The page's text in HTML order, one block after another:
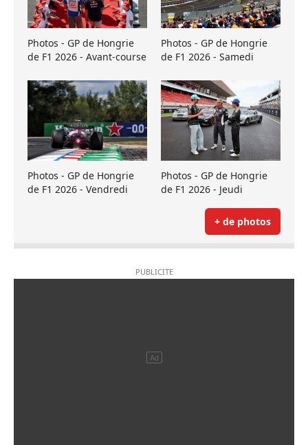
Photos - GP de Hongrie
de F1 2026 - Avant-course
Photos - GP de Hongrie
de F1 2026 - Samedi
Photos - GP de Hongrie
de F1 2026 - Vendredi
Photos - GP de Hongrie
de F1 2026 - Jeudi
+ de photos